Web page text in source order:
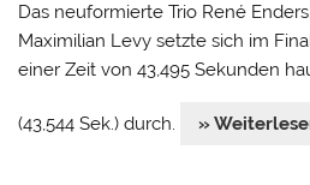
Das neuformierte Trio René
Maximilian Levy setzte sich im
einer Zeit von 43,495 Sekunden
(43,544 Sek.) durch. »